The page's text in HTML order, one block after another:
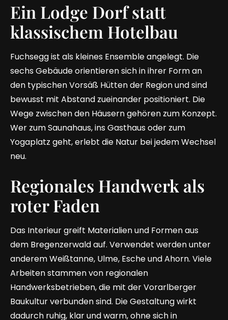
Ein Lodge Dorf statt
klassischem Hotelbau
Fuchsegg ist als kleines Ensemble angelegt. Die
sechs Gebäude orientieren sich in ihrer Form an
den typischen Vorsäß Hütten der Region und sind
bewusst mit Abstand zueinander positioniert. Die
Wege zwischen den Häusern gehören zum Konzept.
Wer zum Saunahaus, ins Gasthaus oder zum
Yogaplatz geht, erlebt die Natur bei jedem Wechsel
neu.
Regionales Handwerk als
roter Faden
Das Interieur greift Materialien und Formen aus
dem Bregenzerwald auf. Verwendet werden unter
anderem Weißtanne, Ulme, Esche und Ahorn. Viele
Arbeiten stammen von regionalen
Handwerksbetrieben, die mit der Vorarlberger
Baukultur verbunden sind. Die Gestaltung wirkt
dadurch ruhig, klar und warm, ohne sich in